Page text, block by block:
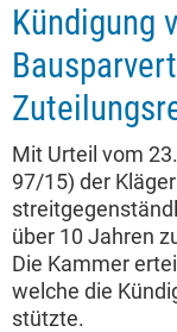
Kündigung
Mit Urteil vom
97/15) der
über 10 Jahren
Die Kammer
welche die
stützte.